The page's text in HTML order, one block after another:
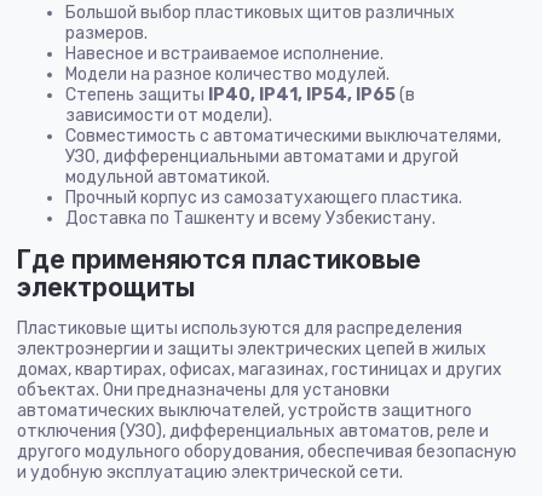
Большой выбор пластиковых щитов различных
размеров.
Навесное и встраиваемое исполнение.
Модели на разное количество модулей.
Степень защиты
IP40, IP41, IP54, IP65(в
зависимости от модели).
Совместимость с автоматическими выключателями,
УЗО, дифференциальными автоматами и другой
модульной автоматикой.
Прочный корпус из самозатухающего пластика.
Доставка по Ташкенту и всему Узбекистану.
Где применяются пластиковые
электрощиты
Пластиковые щиты используются для распределения
электроэнергии и защиты электрических цепей в жилых
домах, квартирах, офисах, магазинах, гостиницах и других
объектах. Они предназначены для установки
автоматических выключателей, устройств защитного
отключения (УЗО), дифференциальных автоматов, реле и
другого модульного оборудования, обеспечивая безопасную
и удобную эксплуатацию электрической сети.